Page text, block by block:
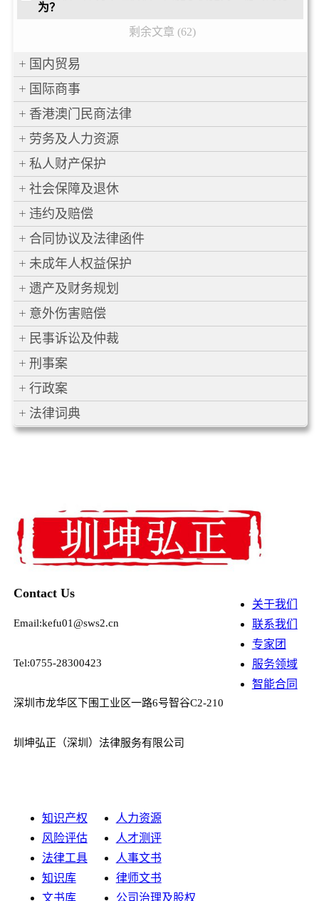
为？
剩余文章 (62)
国内贸易
国际商事
香港澳门民商法律
劳务及人力资源
私人财产保护
社会保障及退休
违约及赔偿
合同协议及法律函件
未成年人权益保护
遗产及财务规划
意外伤害赔偿
民事诉讼及仲裁
刑事案
行政案
法律词典
Contact Us
Email:kefu01@sws2.cn
Tel:0755-28300423
深圳市龙华区下围工业区一路6号智谷C2-210
圳坤弘正（深圳）法律服务有限公司
关于我们
联系我们
专家团
服务领域
智能合同
知识产权
风险评估
法律工具
知识库
文书库
人力资源
人才测评
人事文书
律师文书
公司治理及股权